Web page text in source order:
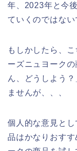
年、2023年と今
ていくのではない
もしかしたら、
ーズニュヨーク
ん、どうしよう
ませんが、、、
個人的な意見と
品はかなりおす